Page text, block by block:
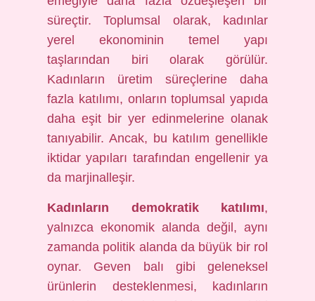
süreçtir. Toplumsal olarak, kadınlar
yerel ekonominin temel yapı
taşlarından biri olarak görülür.
Kadınların üretim süreçlerine daha
fazla katılımı, onların toplumsal yapıda
daha eşit bir yer edinmelerine olanak
tanıyabilir. Ancak, bu katılım genellikle
iktidar yapıları tarafından engellenir ya
da marjinalleşir.
Kadınların demokratik katılımı,
yalnızca ekonomik alanda değil, aynı
zamanda politik alanda da büyük bir rol
oynar. Geven balı gibi geleneksel
ürünlerin desteklenmesi, kadınların